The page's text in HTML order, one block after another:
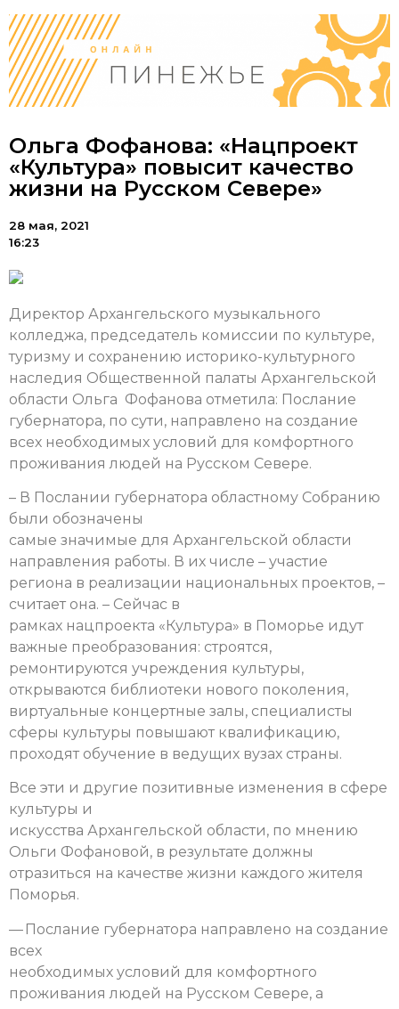
Ольга Фофанова: «Нацпроект
«Культура» повысит качество
жизни на Русском Севере»
28 мая, 2021
16:23
Директор Архангельского музыкального
колледжа, председатель комиссии по культуре,
туризму и сохранению историко-культурного
наследия Общественной палаты Архангельской
области Ольга Фофанова отметила: Послание
губернатора, по сути, направлено на создание
всех необходимых условий для комфортного
проживания людей на Русском Севере.
– В Послании губернатора областному Собранию
были обозначены
самые значимые для Архангельской области
направления работы. В их числе – участие
региона в реализации национальных проектов, –
считает она. – Сейчас в
рамках нацпроекта «Культура» в Поморье идут
важные преобразования: строятся,
ремонтируются учреждения культуры,
открываются библиотеки нового поколения,
виртуальные концертные залы, специалисты
сферы культуры повышают квалификацию,
проходят обучение в ведущих вузах страны.
Все эти и другие позитивные изменения в сфере
культуры и
искусства Архангельской области, по мнению
Ольги Фофановой, в результате должны
отразиться на качестве жизни каждого жителя
Поморья.
— Послание губернатора направлено на создание
всех
необходимых условий для комфортного
проживания людей на Русском Севере, а